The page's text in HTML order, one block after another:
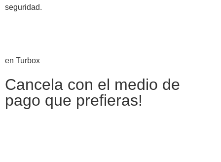
seguridad.
en Turbox
Cancela con el medio de
pago que prefieras!